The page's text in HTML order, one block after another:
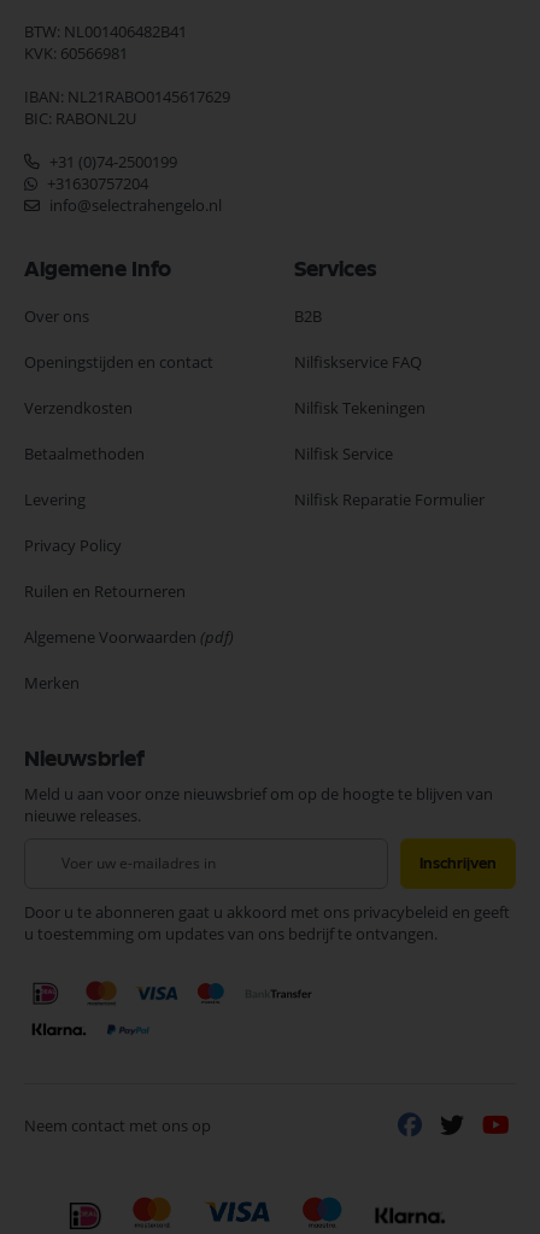
BTW: NL001406482B41
KVK: 60566981
IBAN: NL21RABO0145617629
BIC: RABONL2U
+31 (0)74-2500199
+31630757204
info@selectrahengelo.nl
Algemene Info
Over ons
Openingstijden en contact
Verzendkosten
Betaalmethoden
Levering
Privacy Policy
Ruilen en Retourneren
Algemene Voorwaarden (pdf)
Merken
Services
B2B
Nilfiskservice FAQ
Nilfisk Tekeningen
Nilfisk Service
Nilfisk Reparatie Formulier
Nieuwsbrief
Meld u aan voor onze nieuwsbrief om op de hoogte te blijven van
nieuwe releases.
onze
nieuwsbrief
Inschrijven
Door u te abonneren gaat u akkoord met ons privacybeleid en geeft
u toestemming om updates van ons bedrijf te ontvangen.
Neem contact met ons op